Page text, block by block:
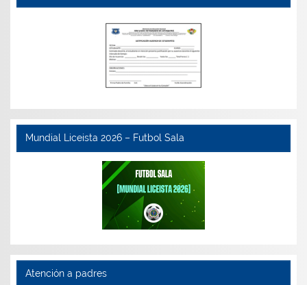
Mundial Liceista 2026 – Futbol Sala
Atención a padres